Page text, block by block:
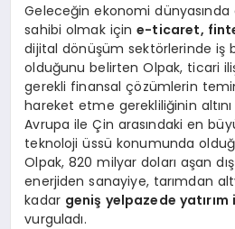
Geleceğin ekonomi
sahibi olmak içine-ticaret,
dijital dönüşüm sektörlerinde iş
olduğunu belirten Olpak, ticari
gerekli finansal çözümlerin
hareket etme gerekliliğinin altını
Avrupa ile Çin arasındaki en
teknoloji üssü konumunda
Olpak, 820 milyar doları aşan
enerjiden sanayiye, tarımdan
kadar geniş yelpazede yatırım
vurguladı.